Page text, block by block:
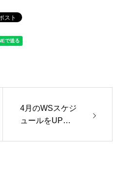
4月のWSスケジ
ュールをUPし